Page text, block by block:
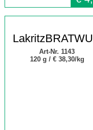
Art-Nr. 1143
120 g / € 38,30/kg